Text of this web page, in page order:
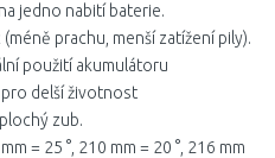
jedno nabití baterie.
prachu, menší zatížení pily).
použití akumulátoru
delší životnost
zub.
= 25 °, 210 mm = 20 °, 216 mm